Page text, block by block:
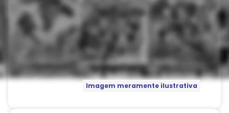
Imagem meramente ilustrativa